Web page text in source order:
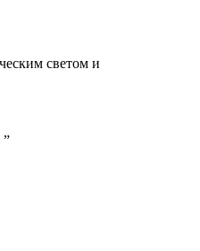
светом и
”